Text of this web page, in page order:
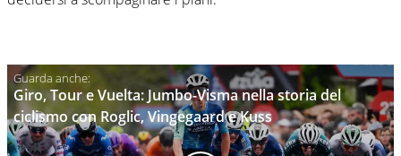
Giro, Tour e Vuelta: Jumbo-Visma nella storia del
ciclismo con Roglic, Vingegaard e Kuss